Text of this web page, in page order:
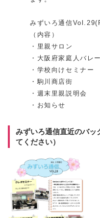
みずいろ通信
（内容）
・里親サロン
・大阪府家庭人バレ
・学校向けセミナー
・駒川商店街
・週末里親説明会
・お知らせ
みずいろ通信直近のバッ
てください）